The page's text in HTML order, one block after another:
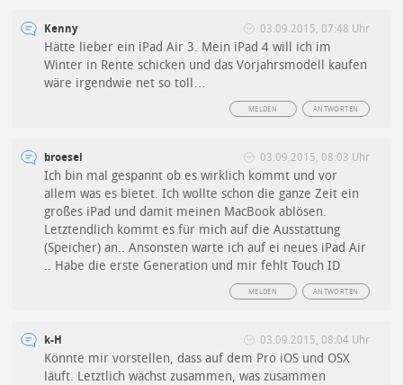
Kenny 03.09.2015, 07:48 Uhr
Hätte lieber ein iPad Air 3. Mein iPad 4 will ich im
Winter in Rente schicken und das Vorjahrsmodell kaufen
wäre irgendwie net so toll…
ANTWORTEN
MELDEN
broesel 03.09.2015, 08:03 Uhr
Ich bin mal gespannt ob es wirklich kommt und vor
allem was es bietet. Ich wollte schon die ganze Zeit ein
großes iPad und damit meinen MacBook ablösen.
Letztendlich kommt es für mich auf die Ausstattung
(Speicher) an.. Ansonsten warte ich auf ei neues iPad Air
.. Habe die erste Generation und mir fehlt Touch ID
ANTWORTEN
MELDEN
k-H 03.09.2015, 08:04 Uhr
Könnte mir vorstellen, dass auf dem Pro iOS und OSX
läuft. Letztlich wächst zusammen, was zusammen